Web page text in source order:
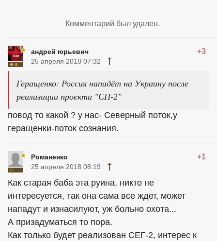
Комментарий был удален.
андрей юрьевич +3
25 апреля 2018 07:32
Геращенко: Россия нападёт на Украину после
реализации проекта "СП-2"
повод то какой ? у нас- Северный поток,у
геращенки-поток сознания.
Романенко +1
25 апреля 2018 08:19
Как старая баба эта руина, никто не
интересуется, так она сама все ждет, может
нападут и изнасилуют, уж больно охота...
А призадуматься то пора.
Как только будет реализован СЕГ-2, интерес к